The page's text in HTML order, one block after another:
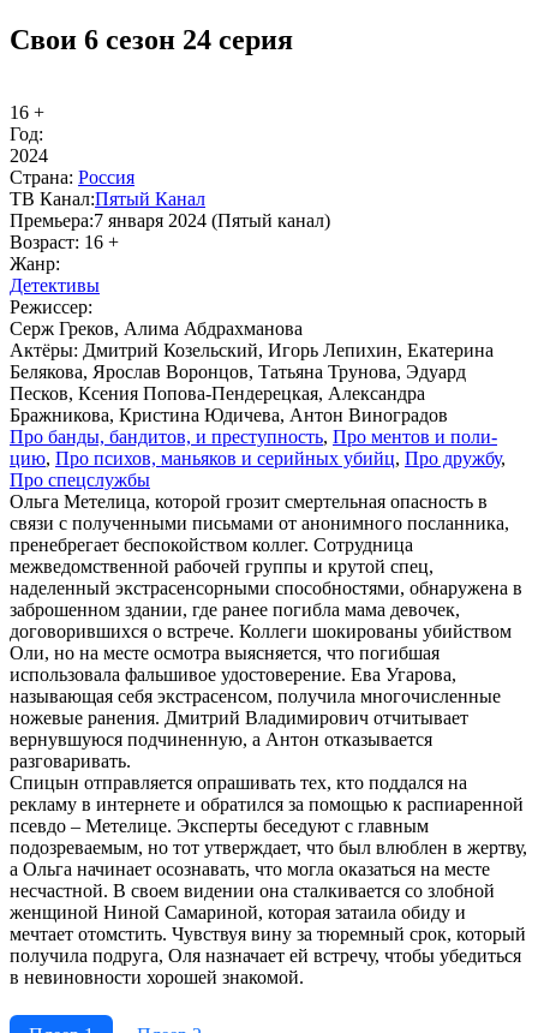
Свои 6 сезон 24 серия
16 +
Год:
2024
Стра­на: Рос­сия
ТВ Ка­нал:Пя­тый Ка­нал
Пре­мье­ра:7 января 2024 (Пятый канал)
Воз­раст: 16 +
Жанр:
Де­тек­ти­вы
Ре­жис­сер:
Серж Греков, Алима Абдрахманова
Ак­тё­ры: Дмитрий Козельский, Игорь Лепихин, Екатерина
Белякова, Ярослав Воронцов, Татьяна Трунова, Эдуард
Песков, Ксения Попова-Пендерецкая, Александра
Бражникова, Кристина Юдичева, Антон Виноградов
Про бан­ды, бан­ди­тов, и пре­ступ­ность, Про мен­тов и по­ли­
цию, Про пси­хов, мань­я­ков и се­рий­ных убийц, Про друж­бу,
Про спец­служ­бы
Ольга Метелица, которой грозит смертельная опасность в
связи с полученными письмами от анонимного посланника,
пренебрегает беспокойством коллег. Сотрудница
межведомственной рабочей группы и крутой спец,
наделенный экстрасенсорными способностями, обнаружена в
заброшенном здании, где ранее погибла мама девочек,
договорившихся о встрече. Коллеги шокированы убийством
Оли, но на месте осмотра выясняется, что погибшая
использовала фальшивое удостоверение. Ева Угарова,
называющая себя экстрасенсом, получила многочисленные
ножевые ранения. Дмитрий Владимирович отчитывает
вернувшуюся подчиненную, а Антон отказывается
разговаривать.
Спицын отправляется опрашивать тех, кто поддался на
рекламу в интернете и обратился за помощью к распиаренной
псевдо – Метелице. Эксперты беседуют с главным
подозреваемым, но тот утверждает, что был влюблен в жертву,
а Ольга начинает осознавать, что могла оказаться на месте
несчастной. В своем видении она сталкивается со злобной
женщиной Ниной Самариной, которая затаила обиду и
мечтает отомстить. Чувствуя вину за тюремный срок, который
получила подруга, Оля назначает ей встречу, чтобы убедиться
в невиновности хорошей знакомой.